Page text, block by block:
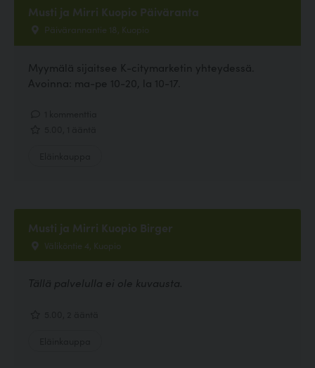
Musti ja Mirri Kuopio Päiväranta
Päivärannantie 18, Kuopio
Myymälä sijaitsee K-citymarketin yhteydessä.
Avoinna: ma-pe 10-20, la 10-17.
Musti ja Mirri Kuopio Birger
Väliköntie 4, Kuopio
Tällä palvelulla ei ole kuvausta.